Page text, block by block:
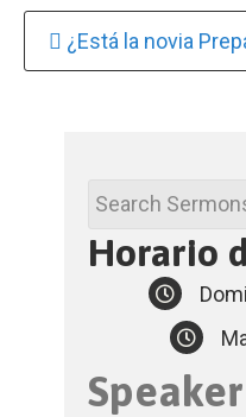
Continue
¿Está la novia
Horario
Speaker